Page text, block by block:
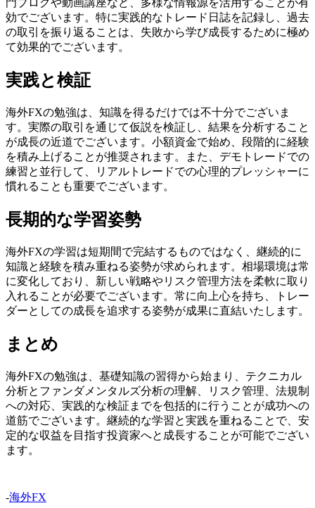
門ブログや動画講座など、多様な情報源を活用することが有
効でございます。特に実践的なトレード日誌を記録し、過去
の取引を振り返ることは、失敗から学び成長するために極め
て効果的でございます。
実践と検証
海外FXの勉強は、知識を得るだけでは不十分でございま
す。実際の取引を通じて仮説を検証し、結果を分析すること
が成長の近道でございます。小額資金で始め、段階的に経験
を積み上げることが推奨されます。また、デモトレードでの
練習と並行して、リアルトレードでの心理的プレッシャーに
慣れることも重要でございます。
長期的な学習姿勢
海外FXの学習は短期間で完結するものではなく、継続的に
知識と経験を積み重ねる姿勢が求められます。相場環境は常
に変化しており、新しい戦略やリスク管理方法を柔軟に取り
入れることが必要でございます。常に向上心を持ち、トレー
ダーとしての成長を追求する姿勢が成果に直結いたします。
まとめ
海外FXの勉強は、基礎知識の習得から始まり、テクニカル
分析とファンダメンタルズ分析の理解、リスク管理、法規制
への対応、実践的な検証までを包括的に行うことが成功への
道筋でございます。継続的な学習と実践を重ねることで、安
定的な収益を目指す投資家へと成長することが可能でござい
ます。
-海外FX